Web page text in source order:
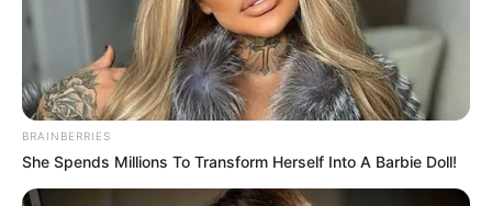
BRAINBERRIES
She Spends Millions To Transform Herself Into A Barbie Doll!